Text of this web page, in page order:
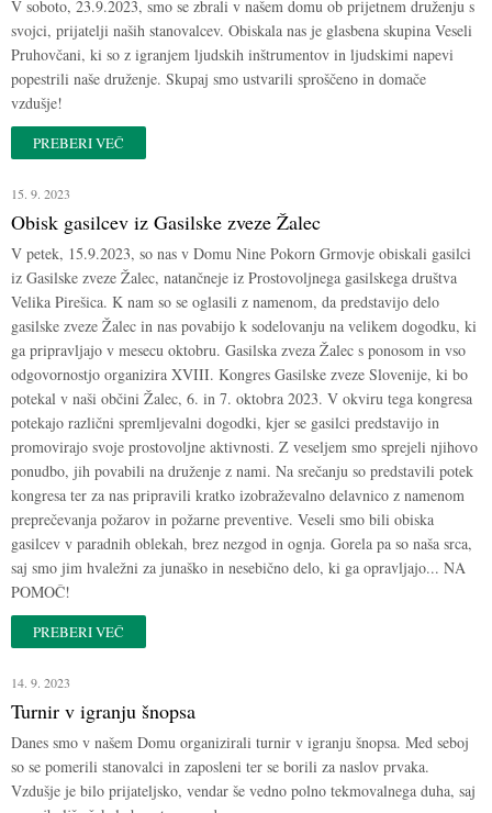
V soboto, 23.9.2023, smo se zbrali v našem domu ob prijetnem druženju s
svojci, prijatelji naših stanovalcev. Obiskala nas je glasbena skupina Veseli
Pruhovčani, ki so z igranjem ljudskih inštrumentov in ljudskimi napevi
popestrili naše druženje. Skupaj smo ustvarili sproščeno in domače
vzdušje!
PREBERI VEČ
15. 9. 2023
Obisk gasilcev iz Gasilske zveze Žalec
V petek, 15.9.2023, so nas v Domu Nine Pokorn Grmovje obiskali gasilci
iz Gasilske zveze Žalec, natančneje iz Prostovoljnega gasilskega društva
Velika Pirešica. K nam so se oglasili z namenom, da predstavijo delo
gasilske zveze Žalec in nas povabijo k sodelovanju na velikem dogodku, ki
ga pripravljajo v mesecu oktobru. Gasilska zveza Žalec s ponosom in vso
odgovornostjo organizira XVIII. Kongres Gasilske zveze Slovenije, ki bo
potekal v naši občini Žalec, 6. in 7. oktobra 2023. V okviru tega kongresa
potekajo različni spremljevalni dogodki, kjer se gasilci predstavijo in
promovirajo svoje prostovoljne aktivnosti. Z veseljem smo sprejeli njihovo
ponudbo, jih povabili na druženje z nami. Na srečanju so predstavili potek
kongresa ter za nas pripravili kratko izobraževalno delavnico z namenom
preprečevanja požarov in požarne preventive. Veseli smo bili obiska
gasilcev v paradnih oblekah, brez nezgod in ognja. Gorela pa so naša srca,
saj smo jim hvaležni za junaško in nesebično delo, ki ga opravljajo... NA
POMOČ!
PREBERI VEČ
14. 9. 2023
Turnir v igranju šnopsa
Danes smo v našem Domu organizirali turnir v igranju šnopsa. Med seboj
so se pomerili stanovalci in zaposleni ter se borili za naslov prvaka.
Vzdušje je bilo prijateljsko, vendar še vedno polno tekmovalnega duha, saj